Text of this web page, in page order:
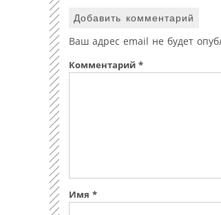
Добавить комментарий
Ваш адрес email не будет
Комментарий *
Имя *